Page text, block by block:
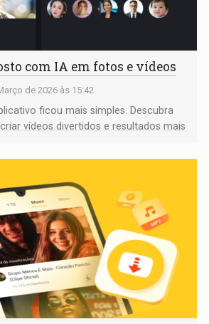
com IA em fotos e vídeos
de 2026 às 15:42
ficou mais simples. Descubra
vídeos divertidos e resultados mais